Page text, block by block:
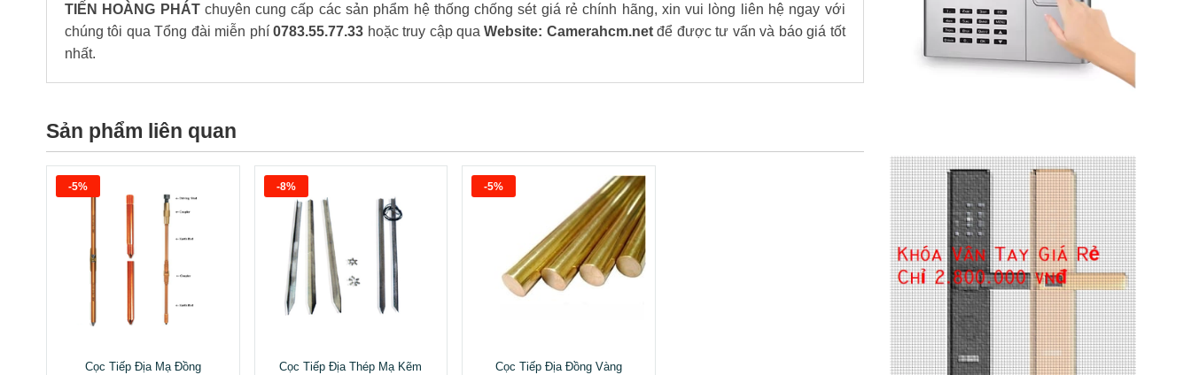
TIẾN HOÀNG PHÁT chuyên cung cấp các sản phẩm hệ thống chống sét giá rẻ chính hãng, xin vui lòng liên hệ ngay với
chúng tôi qua Tổng đài miễn phí0783.55.77.33 hoặc truy cập quaWebsite: Camerahcm.netđể được tư vấn và báo giá tốt
nhất.
Sản phẩm liên quan
Cọc Tiếp Địa Mạ Đồng
-5%
Cọc Tiếp Địa Thép Mạ Kẽm
-8%
Cọc Tiếp Địa Đồng Vàng
-5%